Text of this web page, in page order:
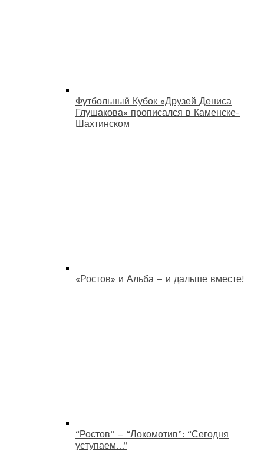
Футбольный Кубок «Друзей Дениса
Глушакова» прописался в Каменске-
Шахтинском
«Ростов» и Альба – и дальше вместе!
“Ростов” – “Локомотив”: “Сегодня
уступаем…”